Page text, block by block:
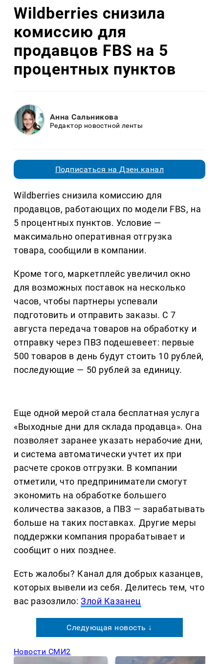
Wildberries снизила
комиссию для
продавцов FBS на 5
процентных пунктов
Анна Сальникова
Редактор новостной ленты
Подписаться на Дзен.канал
Wildberries снизила комиссию для
продавцов, работающих по модели FBS, на
5 процентных пунктов. Условие —
максимально оперативная отгрузка
товара, сообщили в компании.
Кроме того, маркетплейс увеличил окно
для возможных поставок на несколько
часов, чтобы партнеры успевали
подготовить и отправить заказы. С 7
августа передача товаров на обработку и
отправку через ПВЗ подешевеет: первые
500 товаров в день будут стоить 10 рублей,
последующие — 50 рублей за единицу.
Еще одной мерой стала бесплатная услуга
«Выходные дни для склада продавца». Она
позволяет заранее указать нерабочие дни,
и система автоматически учтет их при
расчете сроков отгрузки. В компании
отметили, что предприниматели смогут
экономить на обработке большего
количества заказов, а ПВЗ — зарабатывать
больше на таких поставках. Другие меры
поддержки компания прорабатывает и
сообщит о них позднее.
Есть жалобы? Канал для добрых казанцев,
которых вывели из себя. Делитеcь тем, что
вас разозлило:Злой Казанец
Следующая новость ↓
Новости СМИ2